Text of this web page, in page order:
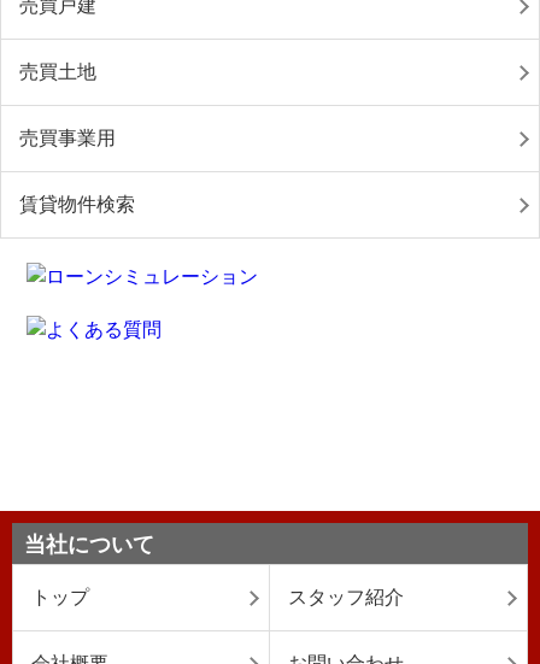
売買戸建
売買土地
売買事業用
賃貸物件検索
当社について
トップ スタッフ紹介